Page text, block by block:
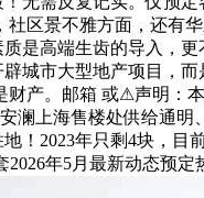
区景不雅方面，还
是高端生齿的导入，
城市大型地产项目
产。邮箱 或⚠声明：
澜上海售楼处供给通
！2023年只剩4块，
年5月最新动态预